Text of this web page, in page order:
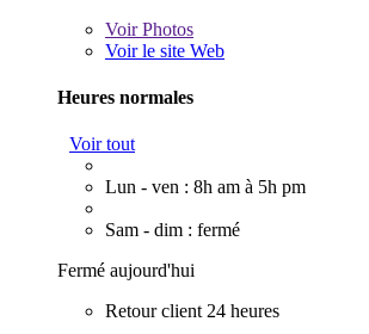
VoirPhotos
Voir le site Web
Heures normales
Voir tout
Lun - ven : 8h am à 5h pm
Sam - dim : fermé
Fermé aujourd'hui
Retour client 24 heures